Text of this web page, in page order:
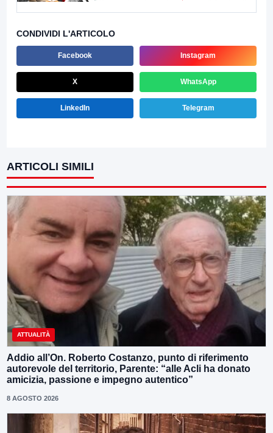
CONDIVIDI L'ARTICOLO
Facebook Instagram
X WhatsApp
LinkedIn Telegram
ARTICOLI SIMILI
ATTUALITÀ
Addio all’On. Roberto Costanzo, punto di riferimento
autorevole del territorio, Parente: “alle Acli ha donato
amicizia, passione e impegno autentico”
8 AGOSTO 2026